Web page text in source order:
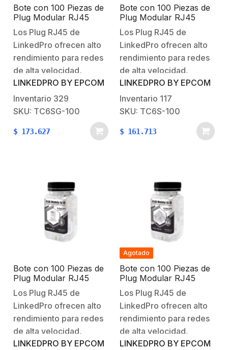
Bote con 100 Piezas de
Plug Modular RJ45
Cat6 blindado con pin
de tierra, chapado de
oro a 30 micras para
durabilidad extrema
Los Plug RJ45 de
LinkedPro ofrecen alto
rendimiento para redes
de alta velocidad,
chapados en oro con el
mas alto grado de 30
micras mantienen una
conductividad óptima
con el conector RJ45 y
tiempo de
vida. Cumplen…
LINKEDPRO BY EPCOM
Inventario 329
SKU: TC6SG-100
$ 173.627
Bote con 100 Piezas de
Plug Modular RJ45
Cat6 blindado, chapado
de oro a 30 micras para
durabilidad extrema SIN
PIN DE TIERRA
Los Plug RJ45 de
LinkedPro ofrecen alto
rendimiento para redes
de alta velocidad,
chapados en oro con el
mas alto grado de 30
micras mantienen una
conductividad óptima
con el conector RJ45 y
tiempo de
vida. Cumplen…
LINKEDPRO BY EPCOM
Inventario 117
SKU: TC6S-100
$ 161.713
Bote con 100 Piezas de
Plug Modular RJ45
Cat6 sin blindaje,
chapado de oro a 30
micras para durabilidad
extrema
Los Plug RJ45 de
LinkedPro ofrecen alto
rendimiento para redes
de alta velocidad,
chapados en oro con el
LINKEDPRO BY EPCOM
Agotado
Bote con 100 Piezas de
Plug Modular RJ45
Cat6A chapado de oro a
30 micras para
durabilidad extrema
Los Plug RJ45 de
LinkedPro ofrecen alto
rendimiento para redes
de alta velocidad,
chapados en oro con el
LINKEDPRO BY EPCOM